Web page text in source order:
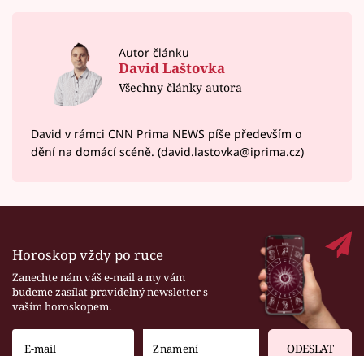
Autor článku
David Laštovka
Všechny články autora
David v rámci CNN Prima NEWS píše především o
dění na domácí scéně. (david.lastovka@iprima.cz)
Horoskop vždy po ruce
Zanechte nám váš e-mail a my vám
budeme zasílat pravidelný newsletter s
vaším horoskopem.
ODESLAT